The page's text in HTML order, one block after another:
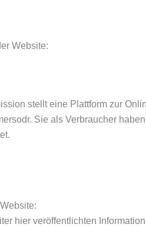
Website:
stellt eine Plattform zur
Sie als Verbraucher
hier veröffentlichten